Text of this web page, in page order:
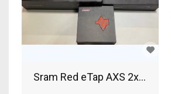
Sram Red eTap AXS 2x12